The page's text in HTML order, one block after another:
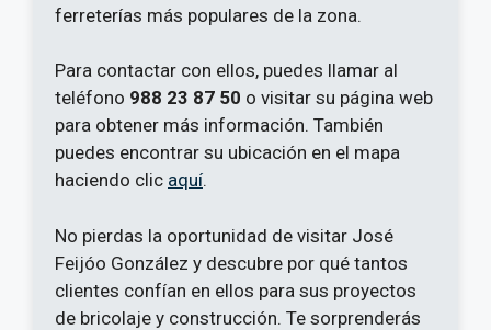
ferreterías más populares de la zona.
Para contactar con ellos, puedes llamar al
teléfono 988 23 87 50 o visitar su página web
para obtener más información. También
puedes encontrar su ubicación en el mapa
haciendo clic aquí.
No pierdas la oportunidad de visitar José
Feijóo González y descubre por qué tantos
clientes confían en ellos para sus proyectos
de bricolaje y construcción. Te sorprenderás